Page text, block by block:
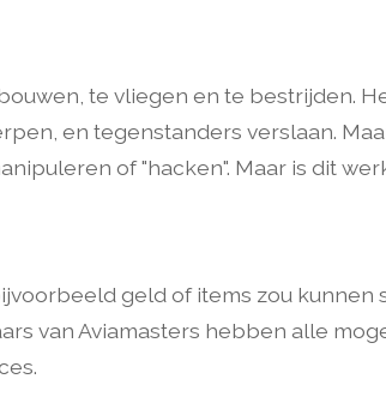
te vliegen en te bestrijden.
en tegenstanders verslaan.
of "hacken". Maar is dit
geld of items zou kunnen
van Aviamasters hebben alle